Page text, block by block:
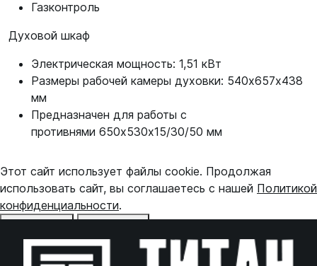
Газконтроль
Духовой шкаф
Электрическая мощность: 1,51 кВт
Размеры рабочей камеры духовки: 540х657х438
мм
Предназначен для работы с
противнями 650х530х15/30/50 мм
Этот сайт использует файлы cookie. Продолжая
использовать сайт, вы соглашаетесь с нашей Политикой
конфиденциальности.